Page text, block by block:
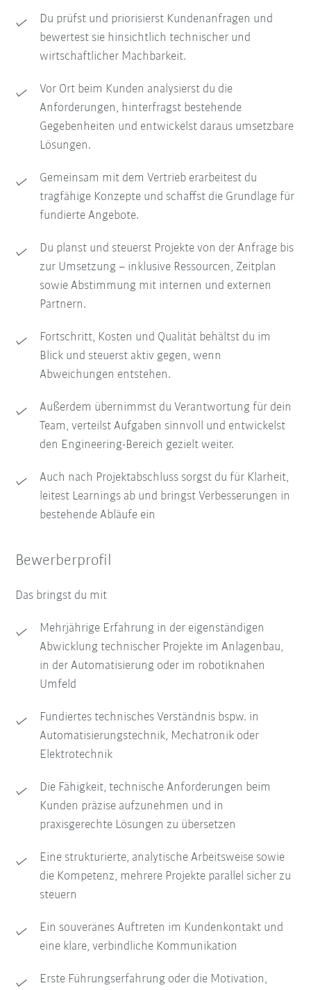
Du prüfst und priorisierst Kundenanfragen und
bewertest sie hinsichtlich technischer und
wirtschaftlicher Machbarkeit.
Vor Ort beim Kunden analysierst du die
Anforderungen, hinterfragst bestehende
Gegebenheiten und entwickelst daraus umsetzbare
Lösungen.
Gemeinsam mit dem Vertrieb erarbeitest du
tragfähige Konzepte und schaffst die Grundlage für
fundierte Angebote.
Du planst und steuerst Projekte von der Anfrage bis
zur Umsetzung – inklusive Ressourcen, Zeitplan
sowie Abstimmung mit internen und externen
Partnern.
Fortschritt, Kosten und Qualität behältst du im
Blick und steuerst aktiv gegen, wenn
Abweichungen entstehen.
Außerdem übernimmst du Verantwortung für dein
Team, verteilst Aufgaben sinnvoll und entwickelst
den Engineering-Bereich gezielt weiter.
Auch nach Projektabschluss sorgst du für Klarheit,
leitest Learnings ab und bringst Verbesserungen in
bestehende Abläufe ein
Bewerberprofil
Das bringst du mit
Mehrjährige Erfahrung in der eigenständigen
Abwicklung technischer Projekte im Anlagenbau,
in der Automatisierung oder im robotiknahen
Umfeld
Fundiertes technisches Verständnis bspw. in
Automatisierungstechnik, Mechatronik oder
Elektrotechnik
Die Fähigkeit, technische Anforderungen beim
Kunden präzise aufzunehmen und in
praxisgerechte Lösungen zu übersetzen
Eine strukturierte, analytische Arbeitsweise sowie
die Kompetenz, mehrere Projekte parallel sicher zu
steuern
Ein souveränes Auftreten im Kundenkontakt und
eine klare, verbindliche Kommunikation
Erste Führungserfahrung oder die Motivation,